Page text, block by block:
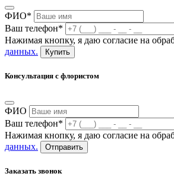
ФИО*
Ваш телефон*
Нажимая кнопку, я даю согласие на
данных.
Купить
Консультация с флористом
ФИО
Ваш телефон*
Нажимая кнопку, я даю согласие на
данных.
Отправить
Заказать звонок